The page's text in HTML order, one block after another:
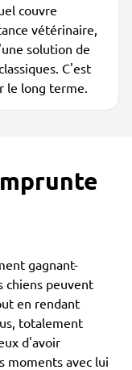
couvre
vétérinaire,
solution de
C'est
le long terme.
gagnant-
chiens peuvent
en rendant
totalement
d'avoir
moments avec lui